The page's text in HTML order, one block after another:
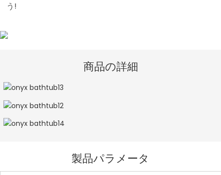
う!
商品の詳細
製品パラメータ